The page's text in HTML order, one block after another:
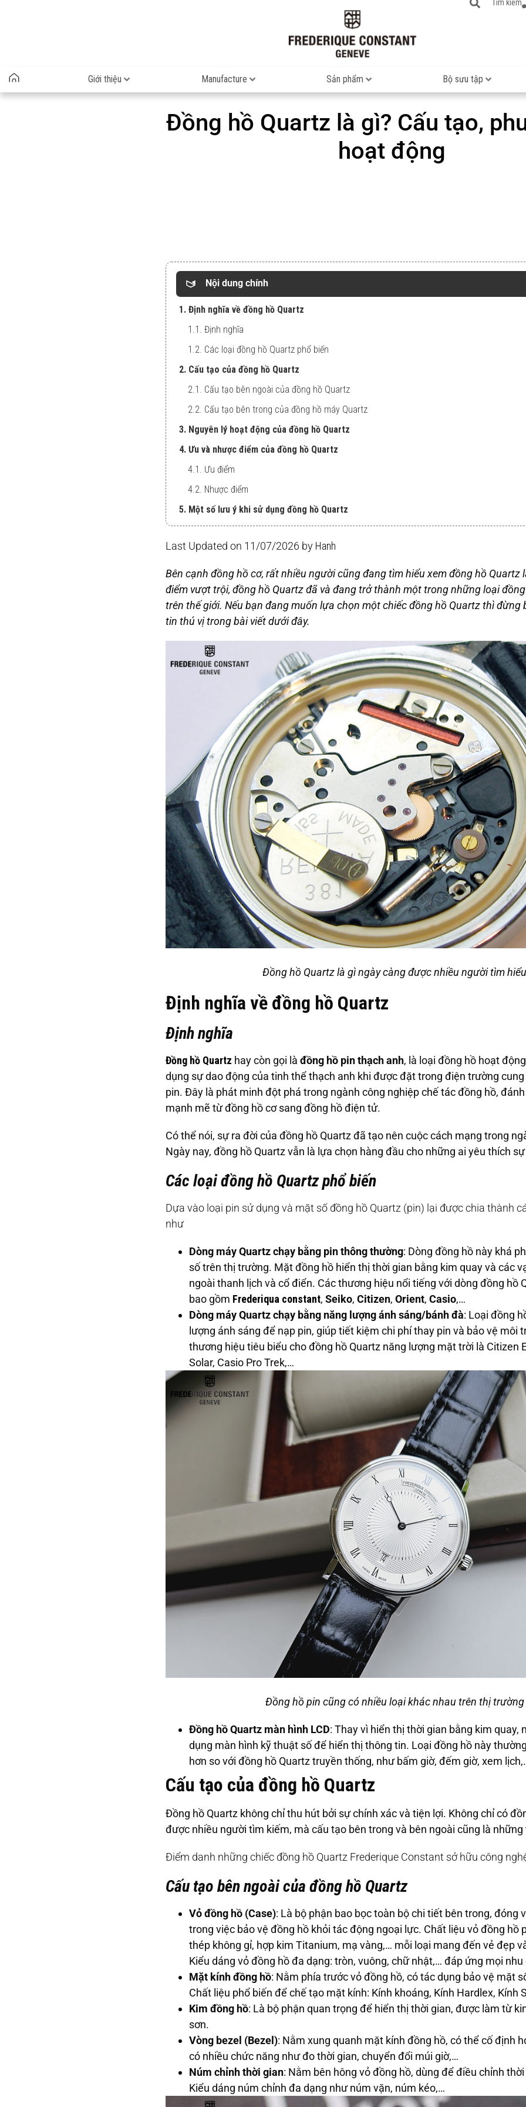
Tìm kiếm
Giới thiệu Manufacture Sản phẩm Bộ sưu tập
Đồng hồ Quartz là gì? Cấu tạo,
hoạt động
Nội dung chính
1. Định nghĩa về đồng hồ Quartz
1.1. Định nghĩa
1.2. Các loại đồng hồ Quartz phổ biến
2. Cấu tạo của đồng hồ Quartz
2.1. Cấu tạo bên ngoài của đồng hồ Quartz
2.2. Cấu tạo bên trong của đồng hồ máy Quartz
3. Nguyên lý hoạt động của đồng hồ Quartz
4. Ưu và nhược điểm của đồng hồ Quartz
4.1. Ưu điểm
4.2. Nhược điểm
5. Một số lưu ý khi sử dụng đồng hồ Quartz
Last Updated on 11/07/2026 by Hanh
Bên cạnh đồng hồ cơ, rất nhiều người cũng đang tìm hiểu xemđồng hồ Quartz
điểm vượt trội, đồng hồ Quartz đã và đang trở thành một trong những loại
trên thế giới. Nếu bạn đang muốn lựa chọn một chiếc đồng hồ Quartz thì đừng
tin thú vị trong bài viết dưới đây.
Đồng hồ Quartz là gì ngày càng được nhiều người tìm hiểu
Định nghĩa về đồng hồ Quartz
Định nghĩa
Đồng hồ Quartz hay còn gọi là đồng hồ pin thạch anh, là loại đồng hồ hoạt
dụng sự dao động của tinh thể thạch anh khi được đặt trong điện trường
pin. Đây là phát minh đột phá trong ngành công nghiệp chế tác đồng hồ,
mạnh mẽ từ đồng hồ cơ sang đồng hồ điện tử.
Có thể nói, sự ra đời của đồng hồ Quartz đã tạo nên cuộc cách mạng trong
Ngày nay, đồng hồ Quartz vẫn là lựa chọn hàng đầu cho những ai yêu thích
Các loại đồng hồ Quartz phổ biến
Dựa vào loại pin sử dụng và mặt số đồng hồ Quartz (pin) lại được chia thành
như
Dòng máy Quartz chạy bằng pin thông thường: Dòng đồng hồ này khá
số trên thị trường. Mặt đồng hồ hiển thị thời gian bằng kim quay và các
ngoài thanh lịch và cổ điển. Các thương hiệu nổi tiếng với dòng đồng hồ
bao gồm Frederiqua constant, Seiko, Citizen, Orient, Casio,…
Dòng máy Quartz chạy bằng năng lượng ánh sáng/bánh đà: Loại đồng
lượng ánh sáng để nạp pin, giúp tiết kiệm chi phí thay pin và bảo vệ môi
thương hiệu tiêu biểu cho đồng hồ Quartz năng lượng mặt trời là Citizen
Solar, Casio Pro Trek,…
Đồng hồ pin cũng có nhiều loại khác nhau trên thị trường
Đồng hồ Quartz màn hình LCD: Thay vì hiển thị thời gian bằng kim quay,
dụng màn hình kỹ thuật số để hiển thị thông tin. Loại đồng hồ này
hơn so với đồng hồ Quartz truyền thống, như bấm giờ, đếm giờ, xem
Cấu tạo của đồng hồ Quartz
Đồng hồ Quartz không chỉ thu hút bởi sự chính xác và tiện lợi. Không chỉ có
được nhiều người tìm kiếm, mà cấu tạo bên trong và bên ngoài cũng là
Điểm danh những chiếc đồng hồ Quartz Frederique Constant sở hữu công
Cấu tạo bên ngoài của đồng hồ Quartz
Vỏ đồng hồ (Case): Là bộ phận bao bọc toàn bộ chi tiết bên trong, đóng
trong việc bảo vệ đồng hồ khỏi tác động ngoại lực. Chất liệu vỏ đồng hồ
thép không gỉ, hợp kim Titanium, mạ vàng,… mỗi loại mang đến vẻ đẹp
Kiểu dáng vỏ đồng hồ đa dạng: tròn, vuông, chữ nhật,… đáp ứng mọi
Mặt kính đồng hồ: Nằm phía trước vỏ đồng hồ, có tác dụng bảo vệ mặt
Chất liệu phổ biến để chế tạo mặt kính: Kính khoáng, Kính Hardlex, Kính
Kim đồng hồ: Là bộ phận quan trọng để hiển thị thời gian, được làm từ
sơn.
Vòng bezel (Bezel): Nằm xung quanh mặt kính đồng hồ, có thể cố định
có nhiều chức năng như đo thời gian, chuyển đổi múi giờ,…
Núm chỉnh thời gian: Nằm bên hông vỏ đồng hồ, dùng để điều chỉnh
Kiểu dáng núm chỉnh đa dạng như núm vặn, núm kéo,…